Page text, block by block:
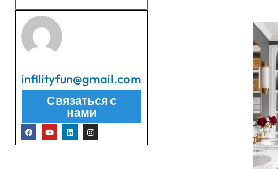
infilityfun@gmail.com
Связаться с
нами